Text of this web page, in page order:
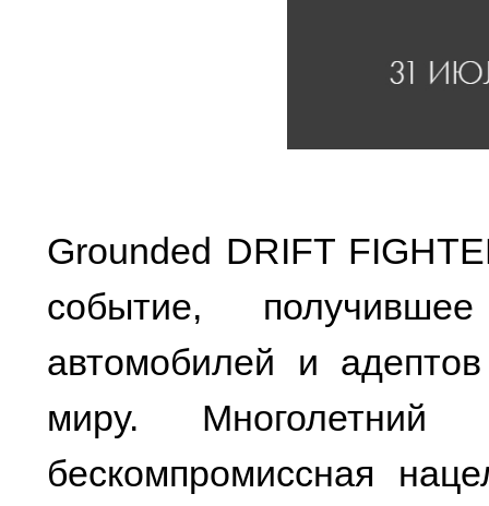
Grounded DRIFT
событие,
автомобилей и
миру.
бескомпромиссная